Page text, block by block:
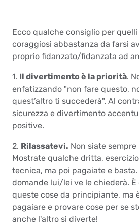
Ecco qualche consiglio per
coraggiosi abbastanza da farsi
proprio fidanzato/fidanzata ad
1. Il divertimento è la priorità.
enfatizzando "non fare questo,
quest’altro ti succederà". Al
sicurezza e divertimento
positive.
2. Rilassatevi. Non siate sempre
Mostrate qualche dritta,
tecnica, ma poi pagaiate e basta.
domande lui/lei ve le chiederà.
queste cose da principiante, ma
pagaiare e provare cose per se
anche l'altro si diverte!